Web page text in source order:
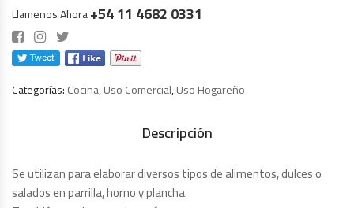
Llamenos Ahora+54 11 4682 0331
Categorías:Cocina,Uso Comercial,Uso Hogareño
Descripción
Se utilizan para elaborar diversos tipos de alimentos, dulces o
salados en parrilla, horno y plancha.